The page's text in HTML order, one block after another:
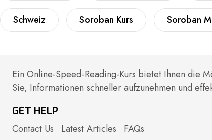
Schweiz Soroban Kurs Soroban
Ein Online-Speed-Reading-Kurs bietet Ihnen die
Sie, Informationen schneller aufzunehmen und
GET HELP
Contact Us Latest Articles FAQs